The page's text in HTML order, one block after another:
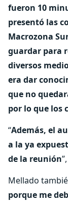
fueron 10
presentó las
Macrozona
guardar para
diversos
era dar
que no
por lo que los
“Además, el
a la ya
de la reunión
Mellado
porque me